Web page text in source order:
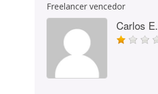
Freelancer vencedor
Carlos E.